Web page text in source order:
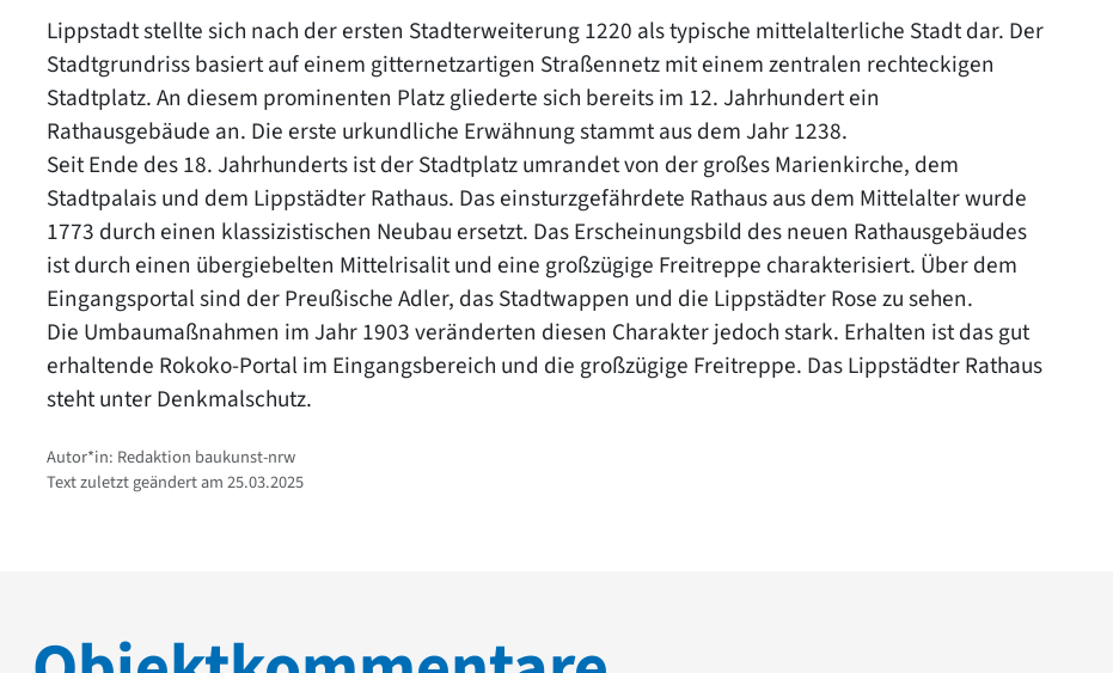
Lippstadt stellte sich nach der ersten Stadterweiterung 1220 als typische mittelalterliche Stadt dar. Der
Stadtgrundriss basiert auf einem gitternetzartigen Straßennetz mit einem zentralen rechteckigen
Stadtplatz. An diesem prominenten Platz gliederte sich bereits im 12. Jahrhundert ein
Rathausgebäude an. Die erste urkundliche Erwähnung stammt aus dem Jahr 1238.
Seit Ende des 18. Jahrhunderts ist der Stadtplatz umrandet von der großes Marienkirche, dem
Stadtpalais und dem Lippstädter Rathaus. Das einsturzgefährdete Rathaus aus dem Mittelalter wurde
1773 durch einen klassizistischen Neubau ersetzt. Das Erscheinungsbild des neuen Rathausgebäudes
ist durch einen übergiebelten Mittelrisalit und eine großzügige Freitreppe charakterisiert. Über dem
Eingangsportal sind der Preußische Adler, das Stadtwappen und die Lippstädter Rose zu sehen.
Die Umbaumaßnahmen im Jahr 1903 veränderten diesen Charakter jedoch stark. Erhalten ist das gut
erhaltende Rokoko-Portal im Eingangsbereich und die großzügige Freitreppe. Das Lippstädter Rathaus
steht unter Denkmalschutz.
Autor*in: Redaktion baukunst-nrw
Text zuletzt geändert am 25.03.2025